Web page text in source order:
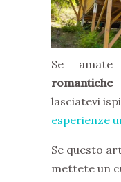
Se
lasciatevi
esperienze
Se questo
mettete un